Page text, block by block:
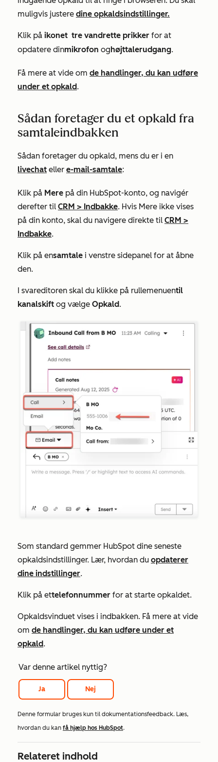
muligvis justere dine opkaldsindstillinger.
Klik på ikonet tre vandrette prikker for at
opdatere dinmikrofon oghøjttalerudgang.
Få mere at vide om de handlinger, du kan udføre
under et opkald.
Sådan foretager du et opkald fra
samtaleindbakken
Sådan foretager du opkald, mens du er i en
livechat eller e-mail-samtale:
Klik på Mere på din HubSpot-konto, og navigér
derefter til CRM > Indbakke. Hvis Mere ikke vises
på din konto, skal du navigere direkte til CRM >
Indbakke.
Klik på ensamtale i venstre sidepanel for at åbne
den.
I svareditoren skal du klikke på rullemenuentil
kanalskift og vælge Opkald.
Som standard gemmer HubSpot dine seneste
opkaldsindstillinger. Lær, hvordan du opdaterer
dine indstillinger.
Klik på ettelefonnummer for at starte opkaldet.
Opkaldsvinduet vises i indbakken. Få mere at vide
om de handlinger, du kan udføre under et
opkald.
Var denne artikel nyttig?
Ja Nej
Denne formular bruges kun til dokumentationsfeedback. Læs,
hvordan du kan få hjælp hos HubSpot.
Relateret indhold